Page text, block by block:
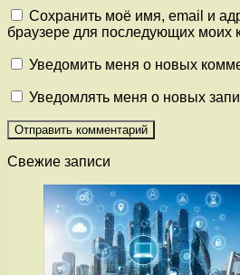
Сохранить моё имя, email и
браузере для последующих моих
Уведомить меня о новых
Уведомлять меня о новых
Свежие записи